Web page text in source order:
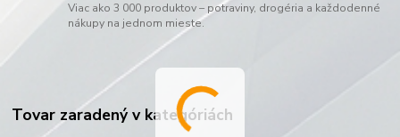
Viac ako 3 000 produktov – potraviny, drogéria a každodenné
nákupy na jednom mieste.
Tovar zaradený v kategóriách